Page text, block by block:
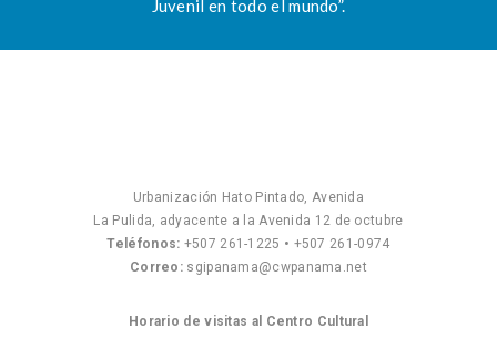
Juvenil en todo el mundo”.
Urbanización Hato Pintado, Avenida
La Pulida, adyacente a la Avenida 12 de octubre
Teléfonos: +507 261-1225 • +507 261-0974
Correo: sgipanama@cwpanama.net
Horario de visitas al Centro Cultural